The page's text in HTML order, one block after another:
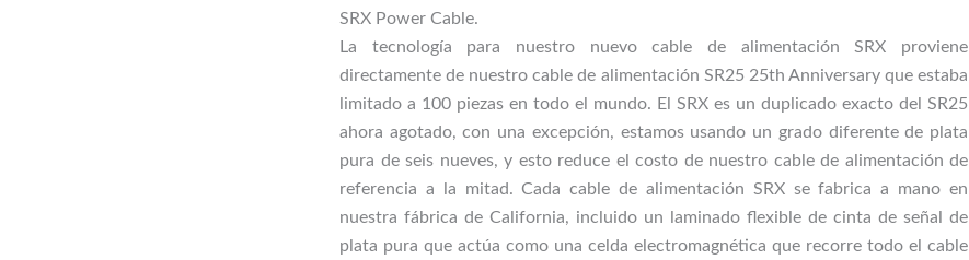
SRX Power Cable.
La tecnología para nuestro nuevo cable de alimentación SRX proviene
directamente de nuestro cable de alimentación SR25 25th Anniversary que estaba
limitado a 100 piezas en todo el mundo. El SRX es un duplicado exacto del SR25
ahora agotado, con una excepción, estamos usando un grado diferente de plata
pura de seis nueves, y esto reduce el costo de nuestro cable de alimentación de
referencia a la mitad. Cada cable de alimentación SRX se fabrica a mano en
nuestra fábrica de California, incluido un laminado flexible de cinta de señal de
plata pura que actúa como una celda electromagnética que recorre todo el cable